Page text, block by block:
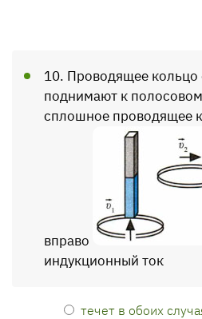
10. Проводящее кольцо
поднимают к
сплошное проводящее
вправо
индукционный ток
течет в обоих